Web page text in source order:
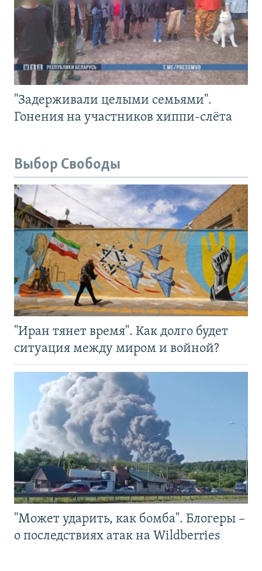
"Задерживали целыми семьями".
Гонения на участников хиппи-слёта
Выбор Свободы
"Иран тянет время". Как долго будет
ситуация между миром и войной?
"Может ударить, как бомба". Блогеры –
о последствиях атак на Wildberries